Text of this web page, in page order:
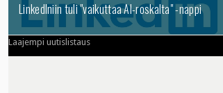
LinkedIniin tuli "vaikuttaa AI-roskalta" -nappi
Laajempi uutislistaus